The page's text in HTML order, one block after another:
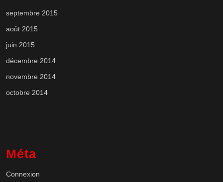
septembre 2015
août 2015
juin 2015
décembre 2014
novembre 2014
octobre 2014
Méta
Connexion